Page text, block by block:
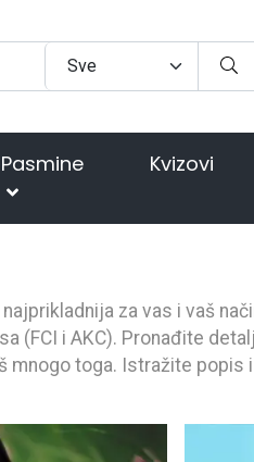
Pasmine Kvizovi
za vas i vaš
(FCI i AKC). Pronađite
mnogo toga. Istražite popis